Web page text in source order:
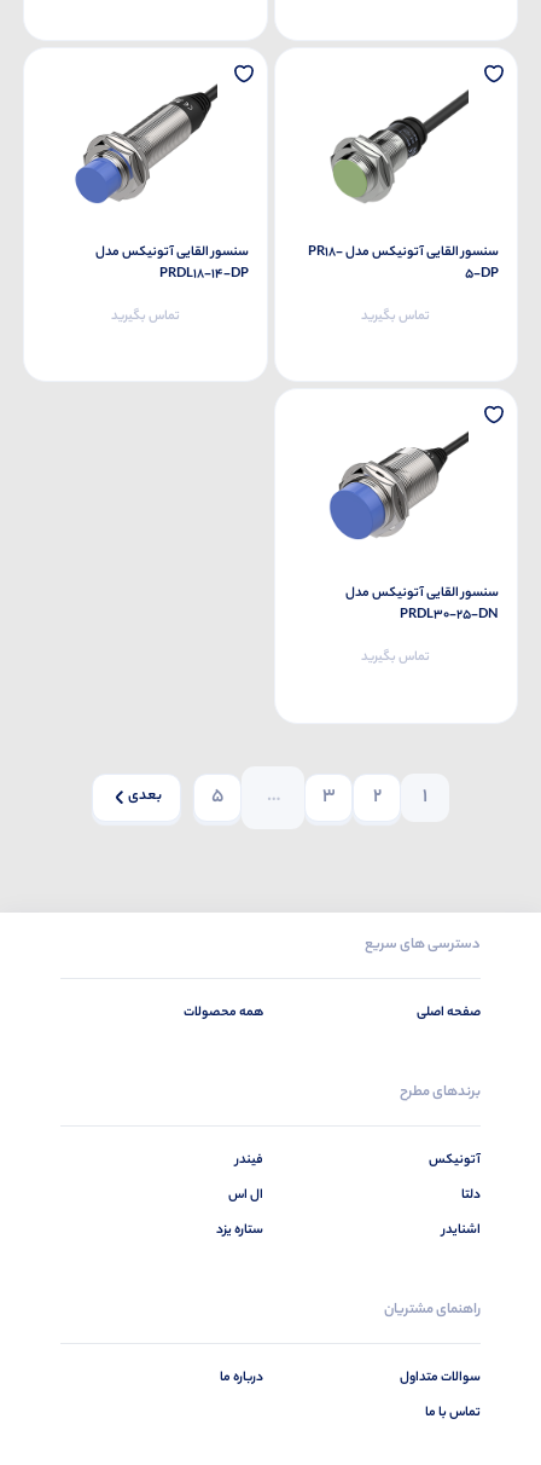
سنسور القایی آتونیکس مدل PR18-
5-DP
تماس بگیرید
سنسور القایی آتونیکس مدل
PRDL18-14-DP
تماس بگیرید
سنسور القایی آتونیکس مدل
PRDL30-25-DN
تماس بگیرید
1
2
3
…
5 بعدی
دسترسی های سریع
صفحه اصلی همه محصولات
برندهای مطرح
آتونیکس
دلتا
اشنایدر
فیندر
ال اس
ستاره یزد
راهنمای مشتریان
سوالات متداول
تماس با ما
درباره ما